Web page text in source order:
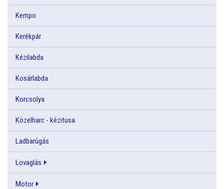
Kempo
Kerékpár
Kézilabda
Kosárlabda
Korcsolya
Közelharc - kézitusa
Ladbarúgás
Lovaglás
Motor